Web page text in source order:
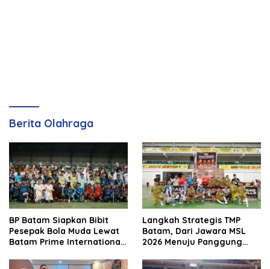
Berita Olahraga
BP Batam Siapkan Bibit
Pesepak Bola Muda Lewat
Batam Prime International
Langkah Strategis TMP
Batam, Dari Jawara MSL
2026 Menuju Panggung